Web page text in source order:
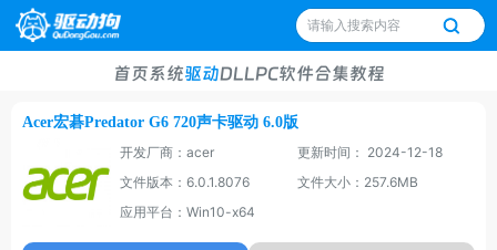
首页系统驱动DLLPC软件合集教程
Acer宏碁Predator G6 720声卡驱动 6.0版
开发厂商：acer
更新时间： 2024-12-18
文件版本：6.0.1.8076
文件大小：257.6MB
应用平台：Win10-x64